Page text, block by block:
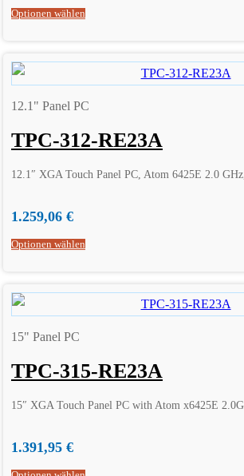
Optionen wählen
12.1" Panel PC
TPC-312-RE23A
12.1″ XGA Touch Panel PC, Atom 6425E 2.0
1.259,06 €
Optionen wählen
15" Panel PC
TPC-315-RE23A
15″ XGA Touch Panel PC with Atom x6425E
1.391,95 €